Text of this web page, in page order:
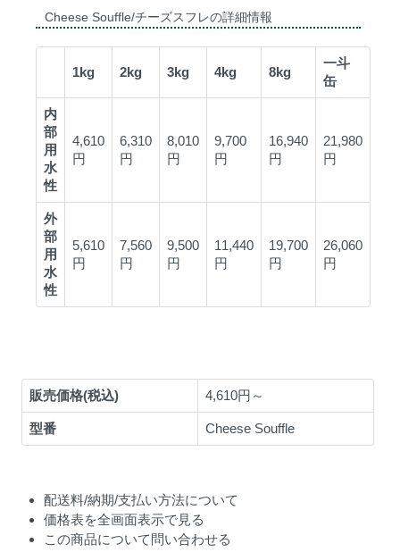
販売価格(税込) 4,610円～
型番 Cheese Souffle
配送料/納期/支払い方法について
価格表を全画面表示で見る
この商品について問い合わせる